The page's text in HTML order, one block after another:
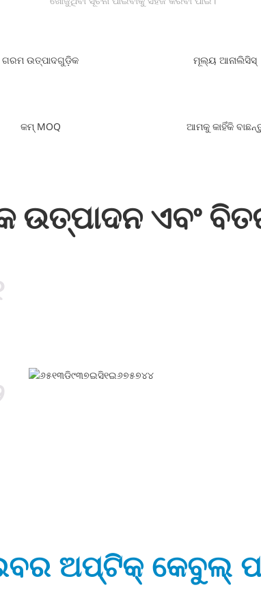
ଗରମ ଉତ୍ପାଦଗୁଡ଼ିକ ମୂଲ୍ୟ ଆନାଲିସିସ୍
କମ୍ MOQ ଆମକୁ କାହିଁକି
ଉତ୍ପାଦନ ଏବଂ
ଅପ୍ଟିକ୍ କେବୁଲ୍